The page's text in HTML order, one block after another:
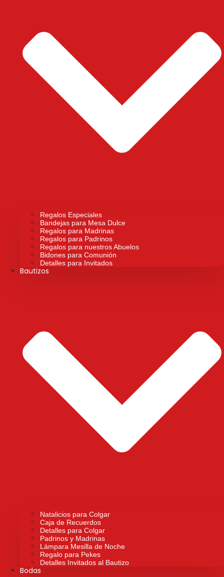
Regalos Especiales
Bandejas para Mesa Dulce
Regalos para Madrinas
Regalos para Padrinos
Regalos para nuestros Abuelos
Bidones para Comunión
Detalles para Invitados
Bautizos
Natalicios para Colgar
Caja de Recuerdos
Detalles para Colgar
Padrinos y Madrinas
Lámpara Mesilla de Noche
Regalo para Pekes
Detalles Invitados al Bautizo
Bodas